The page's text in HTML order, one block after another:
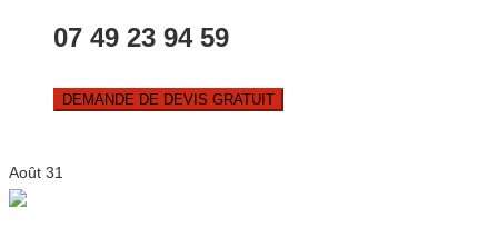
07 49 23 94 59
DEMANDE DE DEVIS GRATUIT
Août 31